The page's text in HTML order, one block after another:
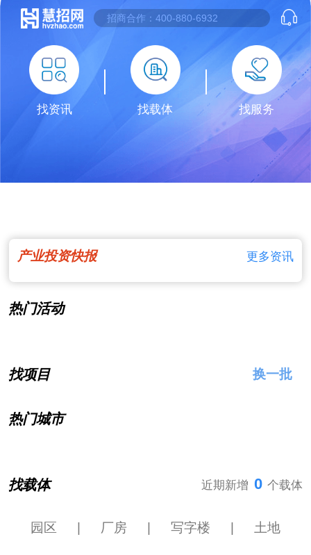
找资讯 找载体 找服务
产业投资快报 更多资讯
热门活动
找项目 换一批
热门城市
找载体 近期新增 0 个载体
园区 厂房 写字楼 土地